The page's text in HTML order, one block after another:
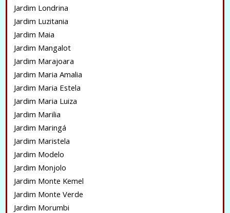
Jardim Londrina
Jardim Luzitania
Jardim Maia
Jardim Mangalot
Jardim Marajoara
Jardim Maria Amalia
Jardim Maria Estela
Jardim Maria Luiza
Jardim Marilia
Jardim Maringá
Jardim Maristela
Jardim Modelo
Jardim Monjolo
Jardim Monte Kemel
Jardim Monte Verde
Jardim Morumbi